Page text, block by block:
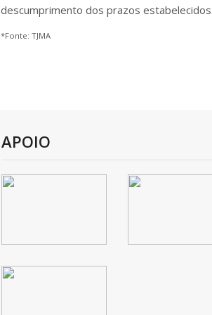
descumprimento dos prazos
*Fonte: TJMA
APOIO